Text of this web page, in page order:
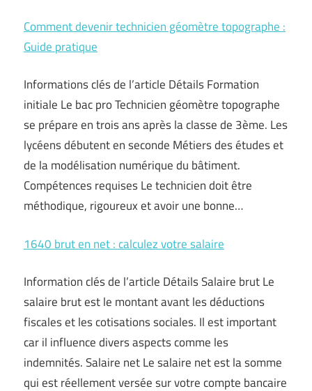
Comment devenir technicien géomètre topographe :
Guide pratique
Informations clés de l’article Détails Formation
initiale Le bac pro Technicien géomètre topographe
se prépare en trois ans après la classe de 3ème. Les
lycéens débutent en seconde Métiers des études et
de la modélisation numérique du bâtiment.
Compétences requises Le technicien doit être
méthodique, rigoureux et avoir une bonne…
1640 brut en net : calculez votre salaire
Information clés de l’article Détails Salaire brut Le
salaire brut est le montant avant les déductions
fiscales et les cotisations sociales. Il est important
car il influence divers aspects comme les
indemnités. Salaire net Le salaire net est la somme
qui est réellement versée sur votre compte bancaire